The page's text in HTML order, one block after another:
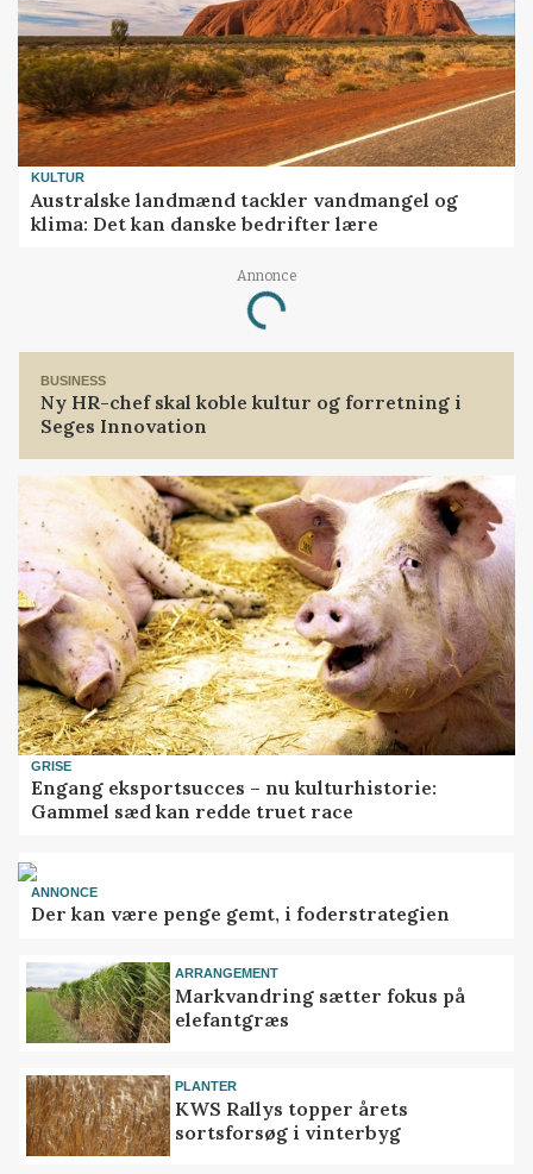
KULTUR
Australske landmænd tackler vandmangel og
klima: Det kan danske bedrifter lære
Annonce
Loading...
BUSINESS
Ny HR-chef skal koble kultur og forretning i
Seges Innovation
GRISE
Engang eksportsucces – nu kulturhistorie:
Gammel sæd kan redde truet race
ANNONCE
Der kan være penge gemt, i foderstrategien
ARRANGEMENT
Markvandring sætter fokus på
elefantgræs
PLANTER
KWS Rallys topper årets
sortsforsøg i vinterbyg